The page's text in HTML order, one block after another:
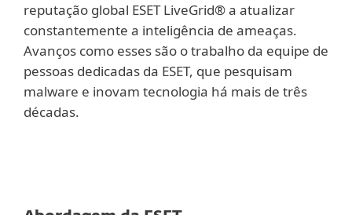
reputação global ESET LiveGrid® a atualizar
constantemente a inteligência de ameaças.
Avanços como esses são o trabalho da equipe de
pessoas dedicadas da ESET, que pesquisam
malware e inovam tecnologia há mais de três
décadas.